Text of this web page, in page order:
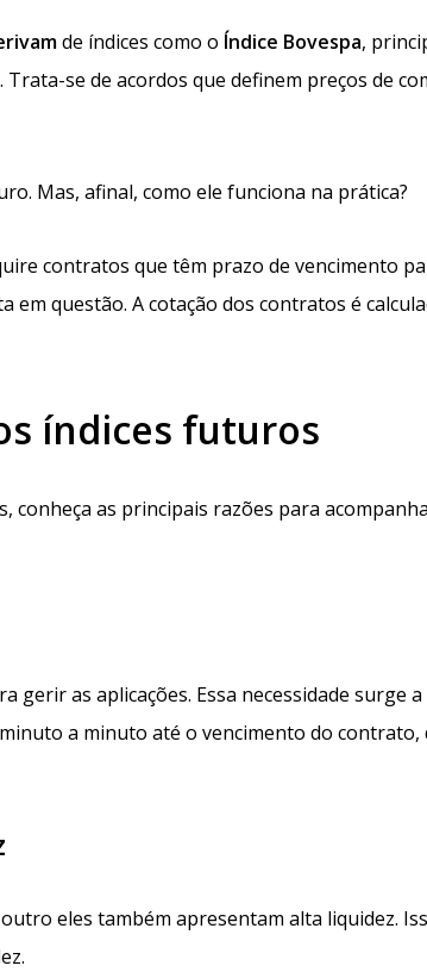
de índices como o Índice Bovespa,
se de acordos que definem preços de
Mas, afinal, como ele funciona na prática?
contratos que têm prazo de vencimento
em questão. A cotação dos contratos é
índices futuros
conheça as principais razões para
gerir as aplicações. Essa necessidade surge
minuto a minuto até o vencimento do contrato,
eles também apresentam alta liquidez.